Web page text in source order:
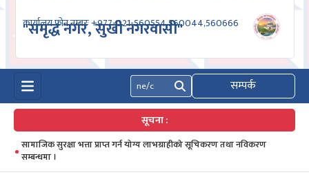
कार्यालय फोन नम्बरः +977-021-560554,560044,560666
"समृद्ध नगर, सुखी नगरवासी"
खोज्नुहोस् सम्पर्क
सूचना :
सामाजिक सुरक्षा भत्ता प्राप्त गर्न योग्य लाभग्राहीको सूचिकरण तथा नविकरण
सम्बन्धमा ।